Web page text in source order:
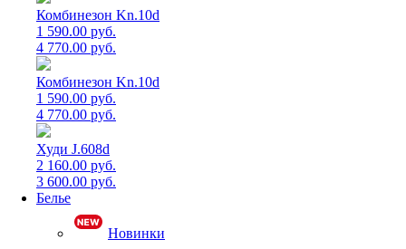
Комбинезон Kn.10d
1 590.00 руб.
4 770.00 руб.
Комбинезон Kn.10d
1 590.00 руб.
4 770.00 руб.
Худи J.608d
2 160.00 руб.
3 600.00 руб.
Белье
Новинки